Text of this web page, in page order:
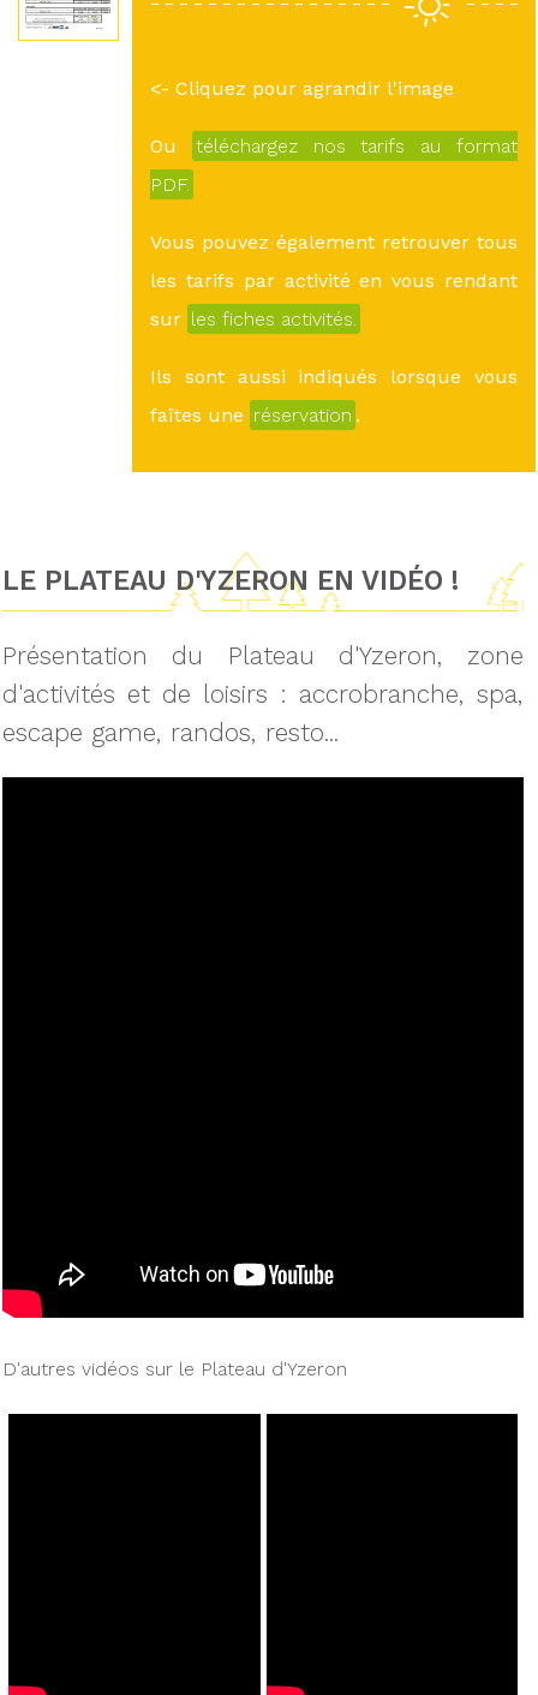
<- Cliquez pour agrandir l'image
Ou
téléchargez nos tarifs au format
PDF.
Vous pouvez également retrouver tous
les tarifs par activité en vous rendant
sur les fiches activités.
Ils sont aussi indiqués lorsque vous
faîtes une réservation .
LE PLATEAU D'YZERON EN VIDÉO !
Présentation du Plateau d'Yzeron, zone
d'activités et de loisirs : accrobranche, spa,
escape game, randos, resto...
D'autres vidéos sur le Plateau d'Yzeron